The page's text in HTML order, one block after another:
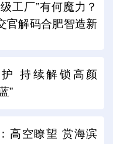
工厂”有何魔力？
官解码合肥智造新
持续解锁高颜
”
高空瞭望 赏海滨